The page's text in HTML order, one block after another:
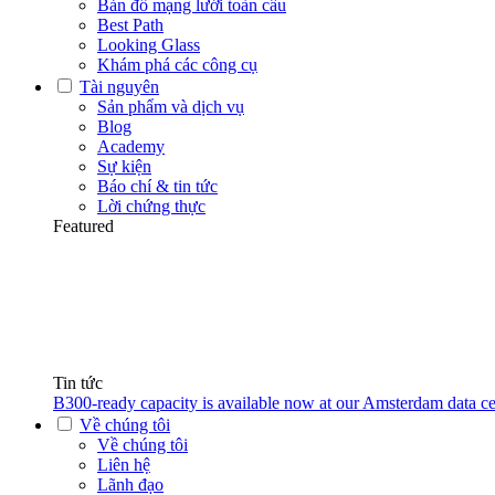
Bản đồ mạng lưới toàn cầu
Best Path
Looking Glass
Khám phá các công cụ
Tài nguyên
Sản phẩm và dịch vụ
Blog
Academy
Sự kiện
Báo chí & tin tức
Lời chứng thực
Featured
Tin tức
B300-ready capacity is available now at our Amsterdam data
Về chúng tôi
Về chúng tôi
Liên hệ
Lãnh đạo